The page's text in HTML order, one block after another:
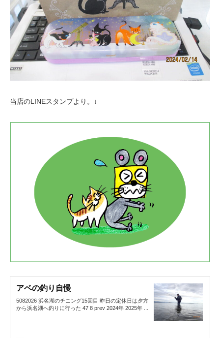
当店のLINEスタンプより。↓
アベの釣り自慢
5082026 浜名湖のチニング15回目 昨日の定休日は夕方
から浜名湖へ釣りに行った 47 8 prev 2024年 2025年 ...